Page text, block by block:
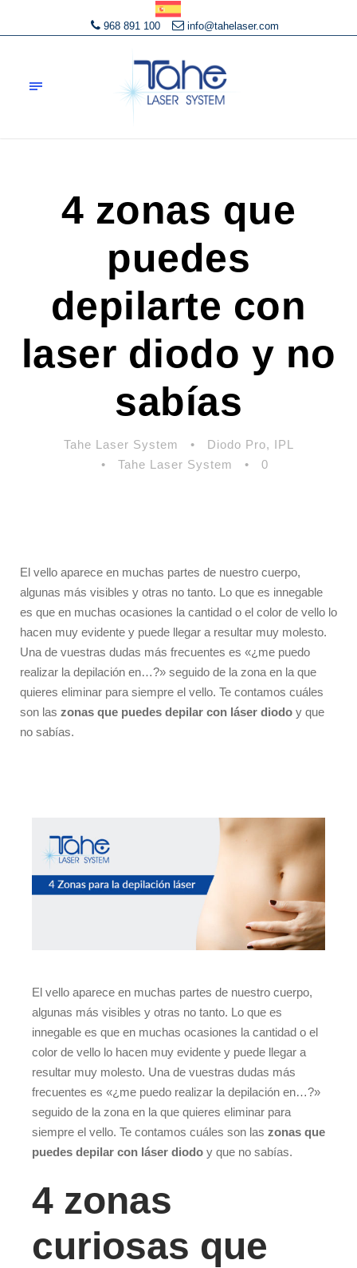
968 891 100 info@tahelaser.com
4 zonas que
puedes
depilarte con
laser diodo y no
sabías
Tahe Laser System • Diodo Pro, IPL
•
Tahe Laser System • 0
El vello aparece en muchas partes de nuestro cuerpo,
algunas más visibles y otras no tanto. Lo que es innegable
es que en muchas ocasiones la cantidad o el color de vello lo
hacen muy evidente y puede llegar a resultar muy molesto.
Una de vuestras dudas más frecuentes es «¿me puedo
realizar la depilación en…?» seguido de la zona en la que
quieres eliminar para siempre el vello. Te contamos cuáles
son las zonas que puedes depilar con láser diodo y que
no sabías.
El vello aparece en muchas partes de nuestro cuerpo,
algunas más visibles y otras no tanto. Lo que es
innegable es que en muchas ocasiones la cantidad o el
color de vello lo hacen muy evidente y puede llegar a
resultar muy molesto. Una de vuestras dudas más
frecuentes es «¿me puedo realizar la depilación en…?»
seguido de la zona en la que quieres eliminar para
siempre el vello. Te contamos cuáles son las zonas que
puedes depilar con láser diodo y que no sabías.
4 zonas
curiosas que